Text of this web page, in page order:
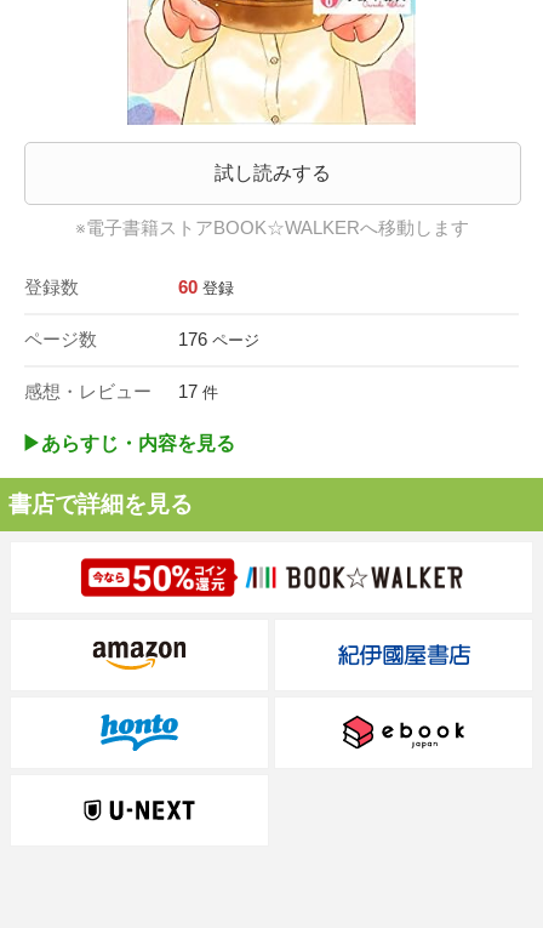
試し読みする
※電子書籍ストアBOOK☆WALKERへ移動します
登録数 60 登録
ページ数 176 ページ
感想・レビュー 17 件
▶︎あらすじ・内容を見る
書店で詳細を見る